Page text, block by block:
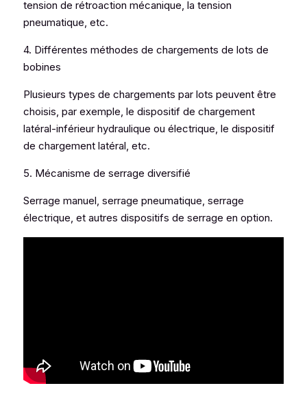
tension de rétroaction mécanique, la tension
pneumatique, etc.
4. Différentes méthodes de chargements de lots de
bobines
Plusieurs types de chargements par lots peuvent être
choisis, par exemple, le dispositif de chargement
latéral-inférieur hydraulique ou électrique, le dispositif
de chargement latéral, etc.
5. Mécanisme de serrage diversifié
Serrage manuel, serrage pneumatique, serrage
électrique, et autres dispositifs de serrage en option.